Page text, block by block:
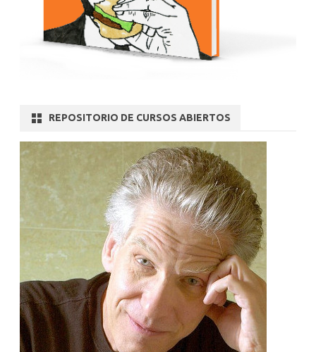
REPOSITORIO DE CURSOS ABIERTOS